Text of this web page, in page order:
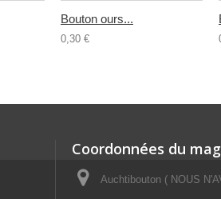
Bouton ours...
0,30 €
Coordonnées du
Auchtibouton ( NOUS